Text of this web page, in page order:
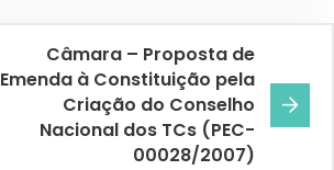
Câmara – Proposta de
Emenda à Constituição pela
Criação do Conselho
Nacional dos TCs (PEC-
00028/2007)